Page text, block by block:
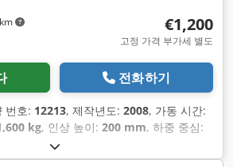
€1,200
고정 가격 부가세 별도
전화하기
번호: 12213, 제작년도: 2008, 가동 시간:
kg, 인상 높이: 200 mm, 하중 중심:
, 마스트 유형:
,